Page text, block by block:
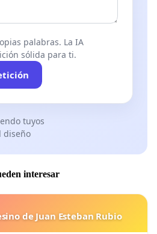
palabras. La IA
sólida para ti.
tuyos
diseño
interesar
de Juan Esteban Rubio